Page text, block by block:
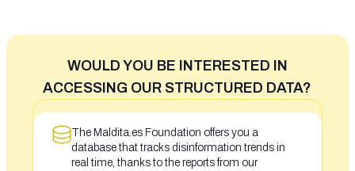
WOULD YOU BE INTERESTED IN
ACCESSING OUR STRUCTURED DATA?
The Maldita.es Foundation offers you a
database that tracks disinformation trends in
real time, thanks to the reports from our